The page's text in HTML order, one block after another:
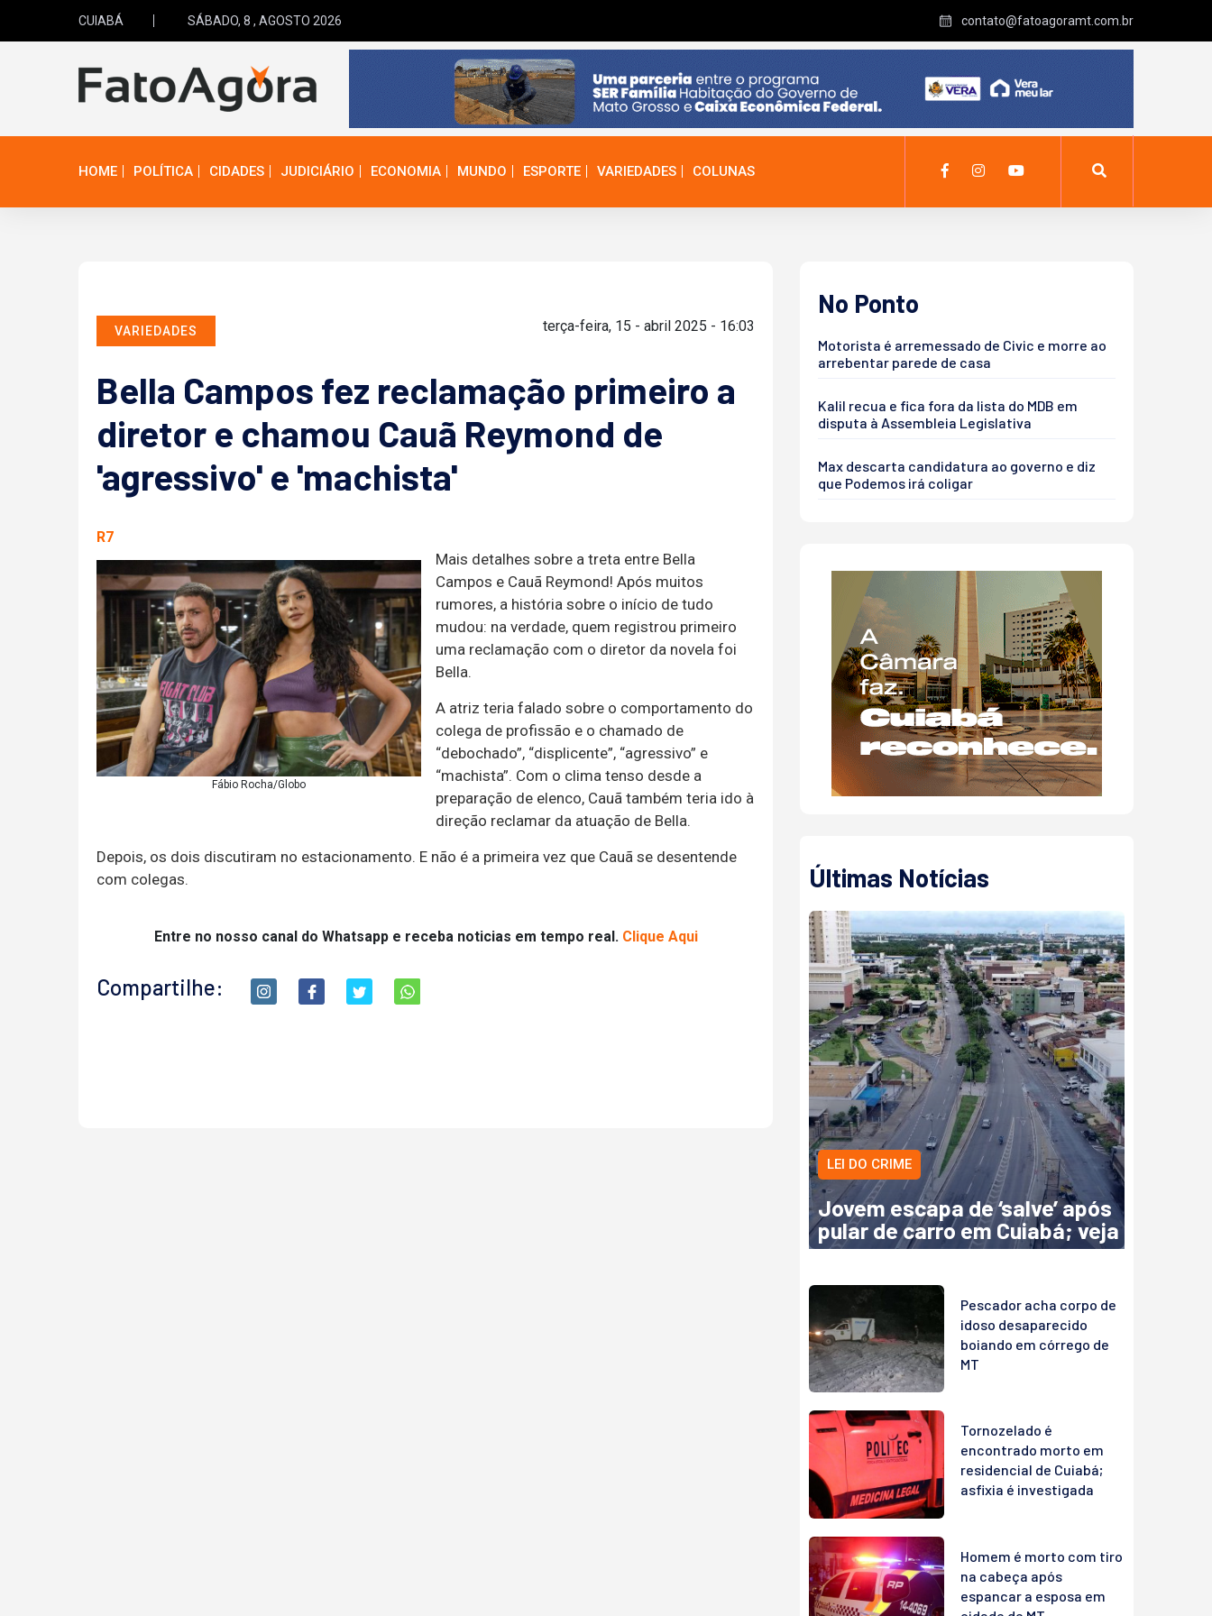
CUIABÁ SÁBADO, 8 , AGOSTO 2026 contato@fatoagoramt.com.br
HOME POLÍTICA CIDADES JUDICIÁRIO ECONOMIA MUNDO ESPORTE VARIEDADES COLUNAS
VARIEDADES terça-feira, 15 - abril 2025 - 16:03
Bella Campos fez reclamação primeiro a
diretor e chamou Cauã Reymond de
'agressivo' e 'machista'
R7
Fábio Rocha/Globo
Mais detalhes sobre a treta entre Bella
Campos e Cauã Reymond! Após muitos
rumores, a história sobre o início de tudo
mudou: na verdade, quem registrou primeiro
uma reclamação com o diretor da novela foi
Bella.
A atriz teria falado sobre o comportamento do
colega de profissão e o chamado de
“debochado”, “displicente”, “agressivo” e
“machista”. Com o clima tenso desde a
preparação de elenco, Cauã também teria ido à
direção reclamar da atuação de Bella.
Depois, os dois discutiram no estacionamento. E não é a primeira vez que Cauã se desentende
com colegas.
Entre no nosso canal do Whatsapp e receba noticias em tempo real. Clique Aqui
Compartilhe:
No Ponto
Motorista é arremessado de Civic e morre ao
arrebentar parede de casa
Kalil recua e fica fora da lista do MDB em
disputa à Assembleia Legislativa
Max descarta candidatura ao governo e diz
que Podemos irá coligar
Últimas Notícias
LEI DO CRIME
Jovem escapa de ‘salve’ após
pular de carro em Cuiabá; veja
Pescador acha corpo de
idoso desaparecido
boiando em córrego de
MT
Tornozelado é
encontrado morto em
residencial de Cuiabá;
asfixia é investigada
Homem é morto com tiro
na cabeça após
espancar a esposa em